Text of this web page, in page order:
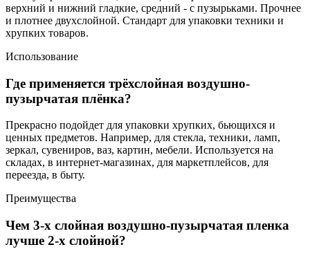
верхний и нижний гладкие, средний - с пузырьками. Прочнее
и плотнее двухслойной. Стандарт для упаковки техники и
хрупких товаров.
Использование
Где применяется трёхслойная воздушно-
пузырчатая плёнка?
Прекрасно подойдет для упаковки хрупких, бьющихся и
ценных предметов. Например, для стекла, техники, ламп,
зеркал, сувениров, ваз, картин, мебели. Используется на
складах, в интернет-магазинах, для маркетплейсов, для
переезда, в быту.
Преимущества
Чем 3-х слойная воздушно-пузырчатая пленка
лучше 2-х слойной?